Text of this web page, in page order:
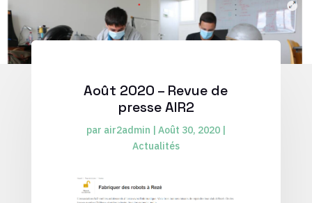
Août 2020 – Revue de
presse AIR2
par air2admin | Août 30, 2020|
Actualités